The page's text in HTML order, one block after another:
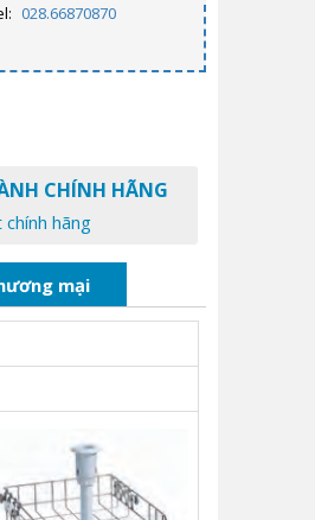
028.66870870
CHÍNH HÃNG
chính hãng
mại